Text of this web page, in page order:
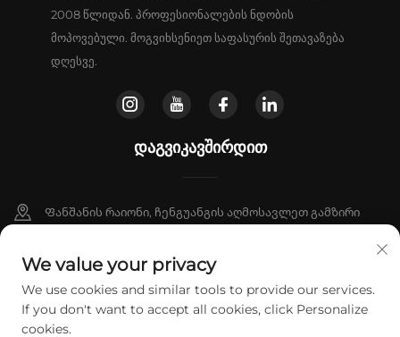
2008 წლიდან. პროფესიონალების ნდობის
მოპოვებული. მოგვიხსენიეთ საფასურის შეთავაზება
დღესვე.
ᲓᲐᲒᲕᲘᲙᲐᲕᲨᲘᲠᲓᲘᲗ
Ფანშანის რაიონი, ჩენგუანგის აღმოსავლეთ გამზირი
+86-13911459627
[email protected]
We value your privacy
We use cookies and similar tools to provide our services.
If you don't want to accept all cookies, click Personalize
cookies.